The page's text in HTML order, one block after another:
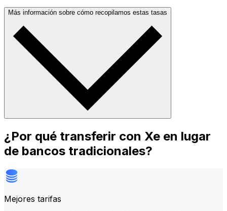
Más información sobre cómo recopilamos estas tasas
¿Por qué transferir con Xe en lugar
de bancos tradicionales?
Mejores tarifas